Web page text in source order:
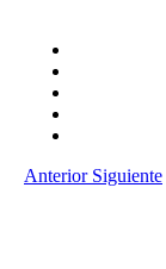
Anterior Siguiente